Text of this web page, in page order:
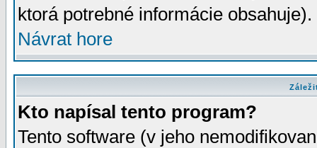
ktorá potrebné informácie
Návrat hore
Kto napísal tento program?
Tento software (v jeho